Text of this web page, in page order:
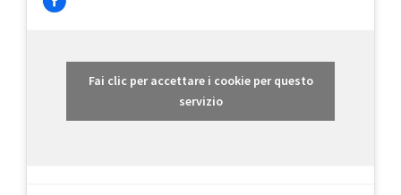
Fai clic per accettare i cookie per questo
servizio